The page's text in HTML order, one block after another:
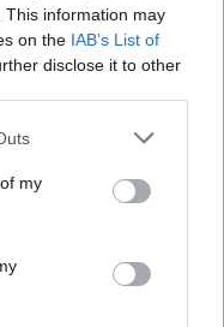
This information may
on the IAB’s List of
disclose it to other
one or more Google
You may click to
third-party tags to
in below Google
my
Μονά/Ζυγά
οδός:ΠΕΡΙΟΧΕΣ
ΠΕΡΙΒΟΛΑ,
ΑΙΓΙΝΙΤΙΣΣΑ,
κάθετο: από:
ΝΕΑ ΜΑΚΡΗ
ΠΕΤΡΟΥ -
ΒΛΑΣΙΟΥ -